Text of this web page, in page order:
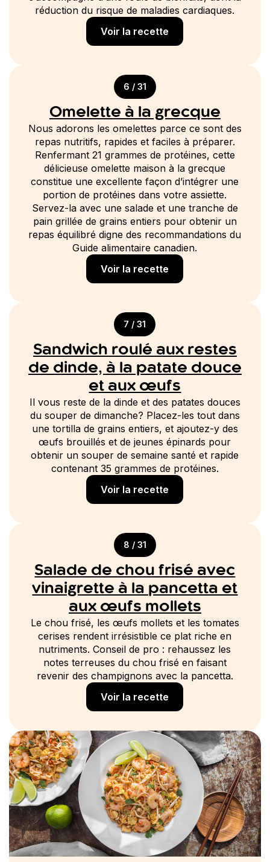
réduction du risque de maladies cardiaques.
Voir la recette
6 / 31
Omelette à la grecque
Nous adorons les omelettes parce ce sont des
repas nutritifs, rapides et faciles à préparer.
Renfermant 21 grammes de protéines, cette
délicieuse omelette maison à la grecque
constitue une excellente façon d’intégrer une
portion de protéines dans votre assiette.
Servez-la avec une salade et une tranche de
pain grillée de grains entiers pour obtenir un
repas équilibré digne des recommandations du
Guide alimentaire canadien.
Voir la recette
7 / 31
Sandwich roulé aux restes
de dinde, à la patate douce
et aux œufs
Il vous reste de la dinde et des patates douces
du souper de dimanche? Placez-les tout dans
une tortilla de grains entiers, et ajoutez-y des
œufs brouillés et de jeunes épinards pour
obtenir un souper de semaine santé et rapide
contenant 35 grammes de protéines.
Voir la recette
8 / 31
Salade de chou frisé avec
vinaigrette à la pancetta et
aux œufs mollets
Le chou frisé, les œufs mollets et les tomates
cerises rendent irrésistible ce plat riche en
nutriments. Conseil de pro : rehaussez les
notes terreuses du chou frisé en faisant
revenir des champignons avec la pancetta.
Voir la recette